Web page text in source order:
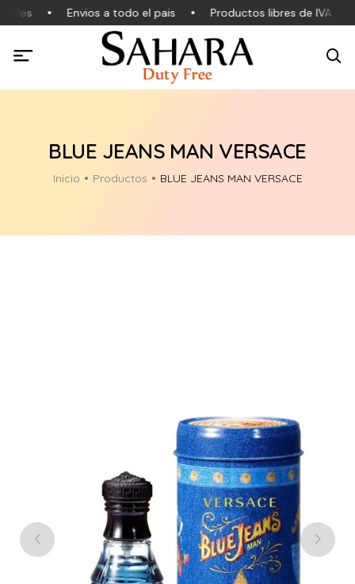
Envios a todo el pais Productos libres de IVA
BLUE JEANS MAN VERSACE
Inicio Productos BLUE JEANS MAN VERSACE